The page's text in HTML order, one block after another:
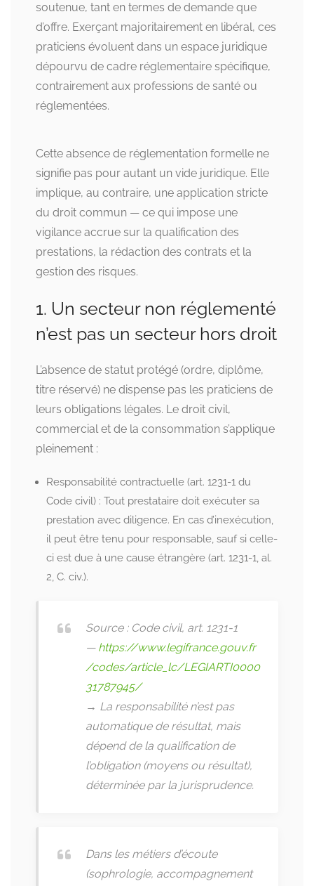
soutenue, tant en termes de demande que
d’offre. Exerçant majoritairement en libéral, ces
praticiens évoluent dans un espace juridique
dépourvu de cadre réglementaire spécifique,
contrairement aux professions de santé ou
réglementées.
Cette absence de réglementation formelle ne
signifie pas pour autant un vide juridique. Elle
implique, au contraire, une application stricte
du droit commun — ce qui impose une
vigilance accrue sur la qualification des
prestations, la rédaction des contrats et la
gestion des risques.
1. Un secteur non réglementé
n’est pas un secteur hors droit
L’absence de statut protégé (ordre, diplôme,
titre réservé) ne dispense pas les praticiens de
leurs obligations légales. Le droit civil,
commercial et de la consommation s’applique
pleinement :
Responsabilité contractuelle (art. 1231-1 du
Code civil) : Tout prestataire doit exécuter sa
prestation avec diligence. En cas d’inexécution,
il peut être tenu pour responsable, sauf si celle-
ci est due à une cause étrangère (art. 1231-1, al.
2, C. civ.).
Source : Code civil, art. 1231-1
— https://www.legifrance.gouv.fr
/codes/article_lc/LEGIARTI0000
31787945/
→ La responsabilité n’est pas
automatique de résultat, mais
dépend de la qualification de
l’obligation (moyens ou résultat),
déterminée par la jurisprudence.
Dans les métiers d’écoute
(sophrologie, accompagnement